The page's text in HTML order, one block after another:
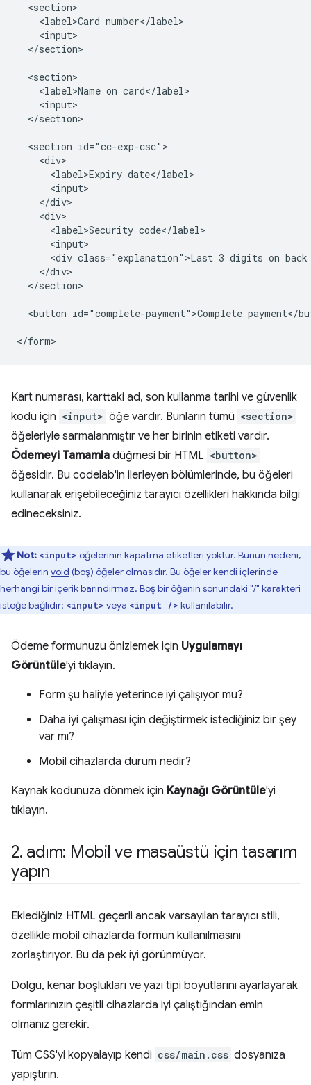
  <section>
    <label>Card number</label>
    <input>
  </section>
  <section>
    <label>Name on card</label>
    <input>
  </section>
  <section id="cc-exp-csc">
    <div>
      <label>Expiry date</label>
      <input>
    </div>
    <div>
      <label>Security code</label>
      <input>
<div class="explanation">Last 3 digits on back
    </div>
  </section>
<button id="complete-payment">Complete payment</
Kart numarası, karttaki ad, son kullanma tarihi ve güvenlik
kodu için <input> öğe vardır. Bunların tümü <section>
öğeleriyle sarmalanmıştır ve her birinin etiketi vardır.
Ödemeyi Tamamla düğmesi bir HTML <button>
öğesidir. Bu codelab'in ilerleyen bölümlerinde, bu öğeleri
kullanarak erişebileceğiniz tarayıcı özellikleri hakkında bilgi
edineceksiniz.
Not: <input> öğelerinin kapatma etiketleri yoktur. Bunun nedeni,
bu öğelerin void (boş) öğeler olmasıdır. Bu öğeler kendi içlerinde
herhangi bir içerik barındırmaz. Boş bir öğenin sonundaki "/" karakteri
isteğe bağlıdır: <input> veya <input /> kullanılabilir.
Ödeme formunuzu önizlemek için Uygulamayı
Görüntüle'yi tıklayın.
Form şu haliyle yeterince iyi çalışıyor mu?
Daha iyi çalışması için değiştirmek istediğiniz bir şey
var mı?
Mobil cihazlarda durum nedir?
Kaynak kodunuza dönmek için Kaynağı Görüntüle'yi
tıklayın.
2. adım: Mobil ve masaüstü için tasarım
yapın
Eklediğiniz HTML geçerli ancak varsayılan tarayıcı stili,
özellikle mobil cihazlarda formun kullanılmasını
zorlaştırıyor. Bu da pek iyi görünmüyor.
Dolgu, kenar boşlukları ve yazı tipi boyutlarını ayarlayarak
formlarınızın çeşitli cihazlarda iyi çalıştığından emin
olmanız gerekir.
Tüm CSS'yi kopyalayıp kendi css/main.css dosyanıza
yapıştırın.